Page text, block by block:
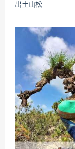
出土山松